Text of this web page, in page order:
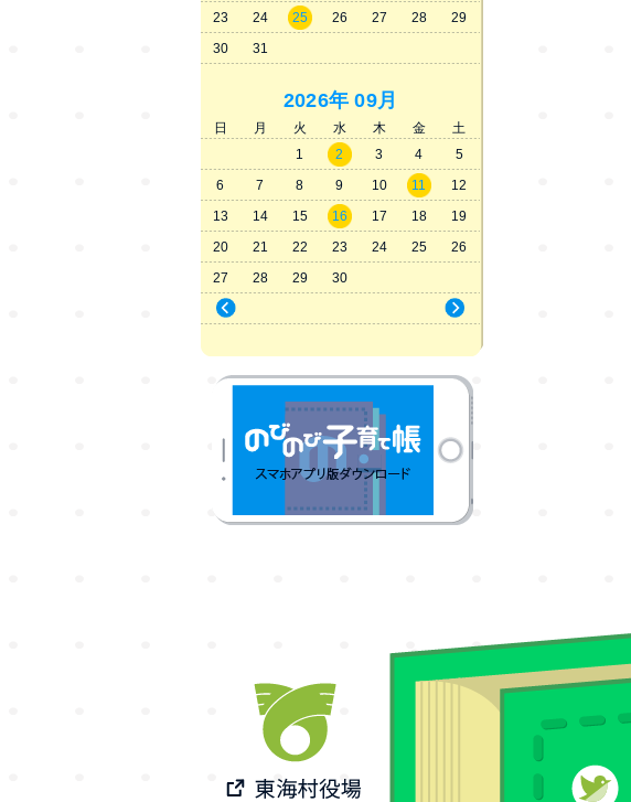
23
24 25 26 27 28
29
30
31
2026年 09月
日 月 火 水 木 金 土
1 2 3 4
5
6
7 8 9 10 11
12
13
14 15 16 17 18
19
20
21 22 23 24 25
26
27
28 29 30